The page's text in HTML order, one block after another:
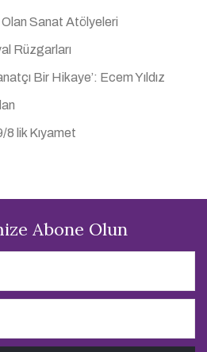
Sanat Atölyeleri
Rüzgarları
Bir Hikaye’: Ecem Yıldız
8 lik Kıyamet
Abone Olun